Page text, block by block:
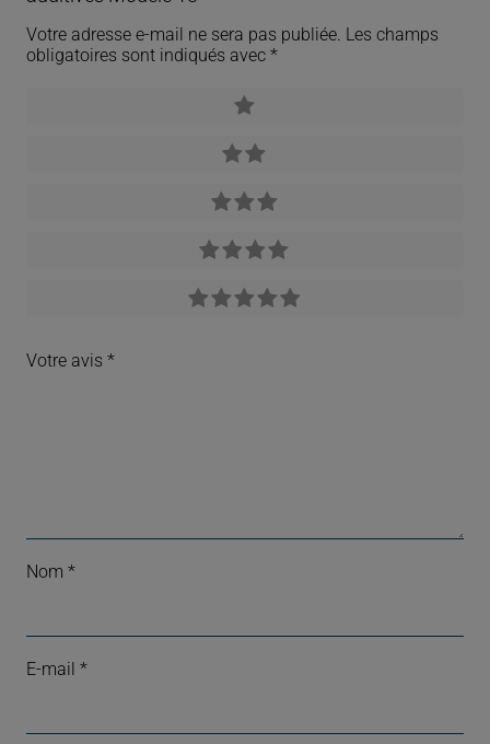
Votre adresse e-mail ne sera pas publiée. Les champs
obligatoires sont indiqués avec *
Votre avis *
Nom *
E-mail *